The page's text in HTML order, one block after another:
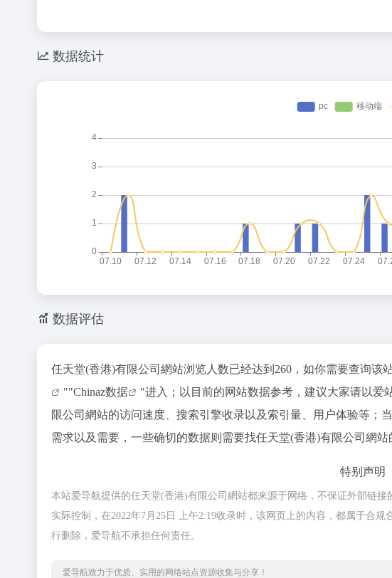
数据统计
数据评估
任天堂(香港)有限公司網站浏览人数已经达到260，如你需要查询该
""Chinaz数据
"进入；以目前的网站数据参考，建议大家请以爱
限公司網站的访问速度、搜索引擎收录以及索引量、用户体验等；
需求以及需要，一些确切的数据则需要找任天堂(香港)有限公司網
特别声明
本站爱导航提供的任天堂(香港)有限公司網站都来源于网络，不保证外部链
实际控制，在2022年7月25日 上午2:19收录时，该网页上的内容，都属于合
行删除，爱导航不承担任何责任。
爱导航致力于优质、实用的网络站点资源收集与分享！